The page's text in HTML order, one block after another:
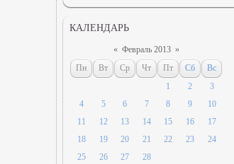
КАЛЕНДАРЬ
« Февраль 2013 »
Пн
Вт Ср Чт Пт Сб
Вс
1
2
3
4
5 6 7 8 9
10
11
12 13 14 15 16
17
18
19 20 21 22 23
24
25
26 27 28